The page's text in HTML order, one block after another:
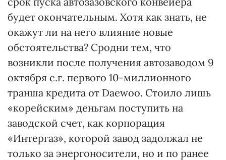
будет окончательным. Хотя как знать, не
окажут ли на него влияние новые
обстоятельства? Сродни тем, что
возникли после получения автозаводом 9
октября с.г. первого 10-миллионного
транша кредита от Daewoo. Стоило лишь
«корейским» деньгам поступить на
заводской счет, как корпорация
«Интергаз», которой завод задолжал не
только за энергоносители, но и по ранее